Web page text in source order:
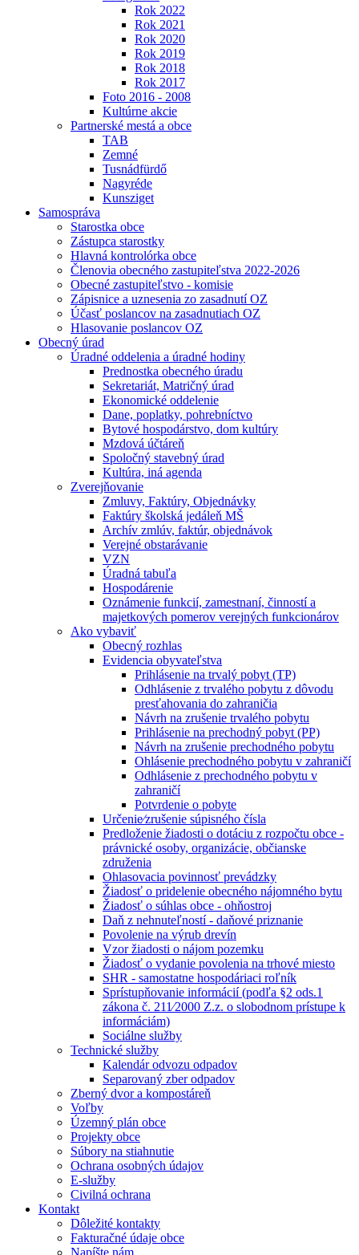
Rok 2022
Rok 2021
Rok 2020
Rok 2019
Rok 2018
Rok 2017
Foto 2016 - 2008
Kultúrne akcie
Partnerské mestá a obce
TAB
Zemné
Tusnádfürdő
Nagyréde
Kunsziget
Samospráva
Starostka obce
Zástupca starostky
Hlavná kontrolórka obce
Členovia obecného zastupiteľstva 2022-2026
Obecné zastupiteľstvo - komisie
Zápisnice a uznesenia zo zasadnutí OZ
Účasť poslancov na zasadnutiach OZ
Hlasovanie poslancov OZ
Obecný úrad
Úradné oddelenia a úradné hodiny
Prednostka obecného úradu
Sekretariát, Matričný úrad
Ekonomické oddelenie
Dane, poplatky, pohrebníctvo
Bytové hospodárstvo, dom kultúry
Mzdová účtáreň
Spoločný stavebný úrad
Kultúra, iná agenda
Zverejňovanie
Zmluvy, Faktúry, Objednávky
Faktúry školská jedáleň MŠ
Archív zmlúv, faktúr, objednávok
Verejné obstarávanie
VZN
Úradná tabuľa
Hospodárenie
Oznámenie funkcií, zamestnaní, činností a
majetkových pomerov verejných funkcionárov
Ako vybaviť
Obecný rozhlas
Evidencia obyvateľstva
Prihlásenie na trvalý pobyt (TP)
Odhlásenie z trvalého pobytu z dôvodu
presťahovania do zahraničia
Návrh na zrušenie trvalého pobytu
Prihlásenie na prechodný pobyt (PP)
Návrh na zrušenie prechodného pobytu
Ohlásenie prechodného pobytu v zahraničí
Odhlásenie z prechodného pobytu v
zahraničí
Potvrdenie o pobyte
Určenie⁄zrušenie súpisného čísla
Predloženie žiadosti o dotáciu z rozpočtu obce -
právnické osoby, organizácie, občianske
združenia
Ohlasovacia povinnosť prevádzky
Žiadosť o pridelenie obecného nájomného bytu
Žiadosť o súhlas obce - ohňostroj
Daň z nehnuteľností - daňové priznanie
Povolenie na výrub drevín
Vzor žiadosti o nájom pozemku
Žiadosť o vydanie povolenia na trhové miesto
SHR - samostatne hospodáriaci roľník
Sprístupňovanie informácií (podľa §2 ods.1
zákona č. 211⁄2000 Z.z. o slobodnom prístupe k
informáciám)
Sociálne služby
Technické služby
Kalendár odvozu odpadov
Separovaný zber odpadov
Zberný dvor a kompostáreň
Voľby
Územný plán obce
Projekty obce
Súbory na stiahnutie
Ochrana osobných údajov
E-služby
Civilná ochrana
Kontakt
Dôležité kontakty
Fakturačné údaje obce
Napíšte nám